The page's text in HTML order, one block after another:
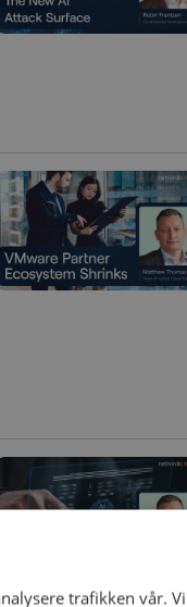
trafikken vår.